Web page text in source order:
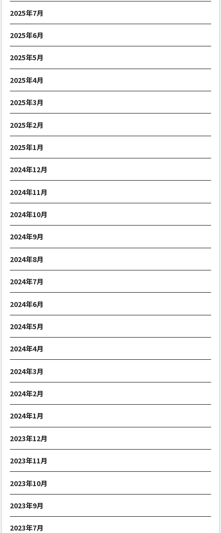
2025年7月
2025年6月
2025年5月
2025年4月
2025年3月
2025年2月
2025年1月
2024年12月
2024年11月
2024年10月
2024年9月
2024年8月
2024年7月
2024年6月
2024年5月
2024年4月
2024年3月
2024年2月
2024年1月
2023年12月
2023年11月
2023年10月
2023年9月
2023年7月